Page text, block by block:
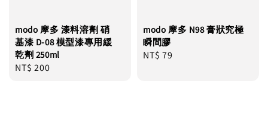
modo 摩多 漆料溶劑 硝
基漆 D-08 模型漆專用緩
乾劑 250ml
Regular
NT$ 200
modo 摩多 N98 膏狀究極
瞬間膠
Regular
NT$ 79